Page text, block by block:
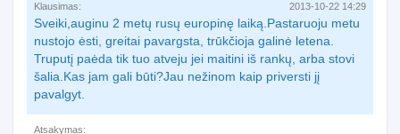
Klausimas: 2013-10-22 14:29
Sveiki,auginu 2 metų rusų europinę laiką.Pastaruoju metu
nustojo ėsti, greitai pavargsta, trūkčioja galinė letena.
Truputį paėda tik tuo atveju jei maitini iš rankų, arba stovi
šalia.Kas jam gali būti?Jau nežinom kaip priversti jį
pavalgyt.
Atsakymas: